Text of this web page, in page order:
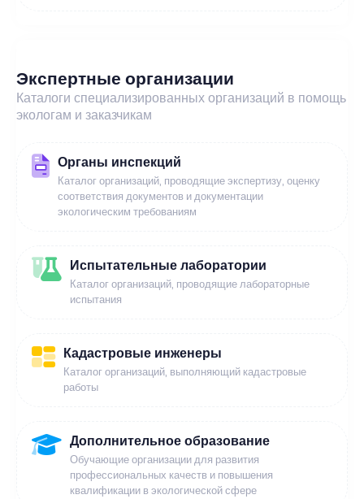
Экспертные организации
Каталоги специализированных организаций в помощь
экологам и заказчикам
Органы инспекций
Каталог организаций, проводящие экспертизу, оценку
соответствия документов и документации
экологическим требованиям
Испытательные лаборатории
Каталог организаций, проводящие лабораторные
испытания
Кадастровые инженеры
Каталог организаций, выполняющий кадастровые
работы
Дополнительное образование
Обучающие организации для развития
профессиональных качеств и повышения
квалификации в экологической сфере